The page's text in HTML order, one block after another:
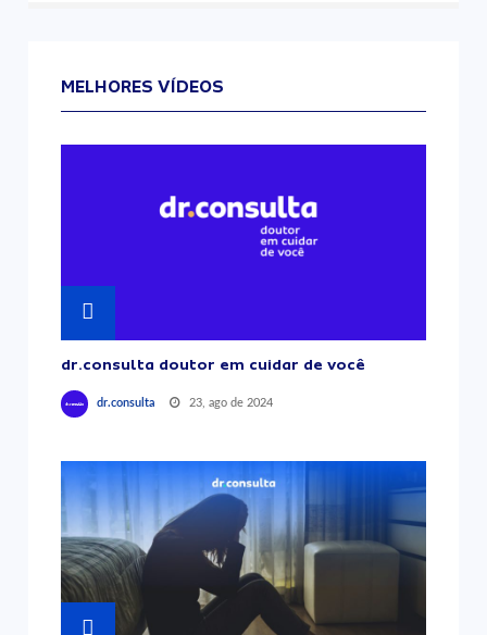
MELHORES VÍDEOS
dr.consulta doutor em cuidar de você
dr.consulta 23, ago de 2024